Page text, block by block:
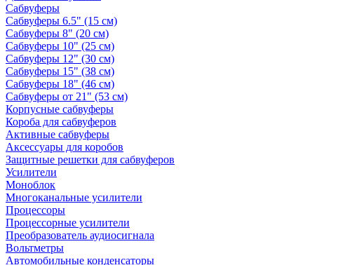
Сабвуферы
Сабвуферы 6.5" (15 см)
Сабвуферы 8" (20 см)
Сабвуферы 10" (25 см)
Сабвуферы 12" (30 см)
Сабвуферы 15" (38 см)
Сабвуферы 18" (46 см)
Сабвуферы от 21" (53 см)
Корпусные сабвуферы
Короба для сабвуферов
Активные сабвуферы
Аксессуары для коробов
Защитные решетки для сабвуферов
Усилители
Моноблок
Многоканальные усилители
Процессоры
Процессорные усилители
Преобразователь аудиосигнала
Вольтметры
Автомобильные конденсаторы